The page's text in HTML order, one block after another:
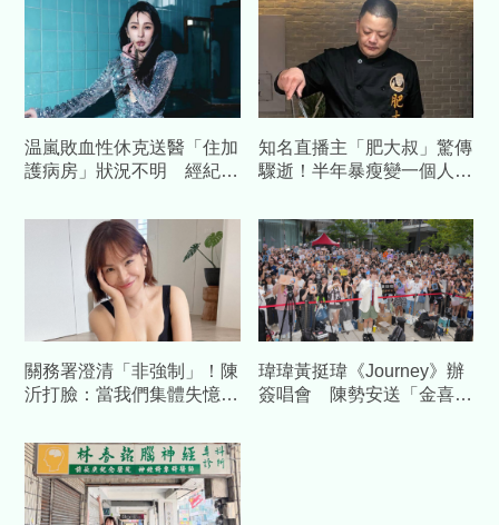
温嵐敗血性休克送醫「住加
護病房」狀況不明 經紀
知名直播主「肥大叔」驚傳
驟逝！半年暴瘦變一個人
噩耗
關務署澄清「非強制」！陳
沂打臉：當我們集體失憶？
瑋瑋黃挺瑋《Journey》辦
簽唱會 陳勢安送「金喜」